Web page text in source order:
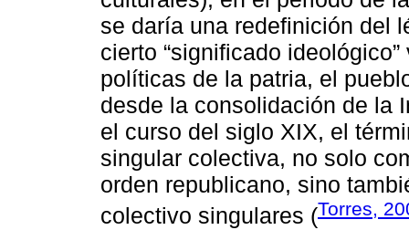
se daría una redefinición del
cierto “significado
políticas de la patria, el
desde la consolidación de la
el curso del siglo XIX, el
singular colectiva, no solo
orden republicano, sino
colectivo singulares (Torres,